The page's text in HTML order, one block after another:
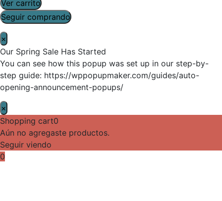
Ver carrito
Seguir comprando
×
Our Spring Sale Has Started
You can see how this popup was set up in our step-by-
step guide: https://wppopupmaker.com/guides/auto-
opening-announcement-popups/
×
Shopping cart0
Aún no agregaste productos.
Seguir viendo
0